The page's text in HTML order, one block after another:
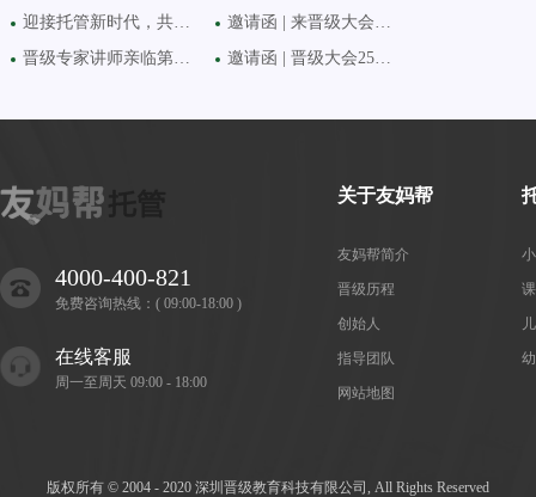
迎接托管新时代，共享托
晋级专家讲师亲临第六十
邀请函 | 来晋级大会学新
邀请函 | 晋级大会25日齐聚
4000-400-821
免费咨询热线：( 09:00-18:00 )
在线客服
周一至周天 09:00 - 18:00
关于友妈帮
友妈帮简介
晋级历程
创始人
指导团队
网站地图
版权所有 © 2004 - 2020 深圳晋级教育科技有限公司, All Rights Reserved